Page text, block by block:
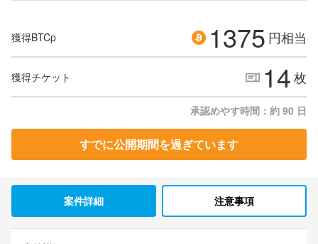
獲得BTCp 1375 円相当
獲得チケット 14枚
承認めやす時間：約 90 日
すでに公開期間を過ぎています
案件詳細 注意事項